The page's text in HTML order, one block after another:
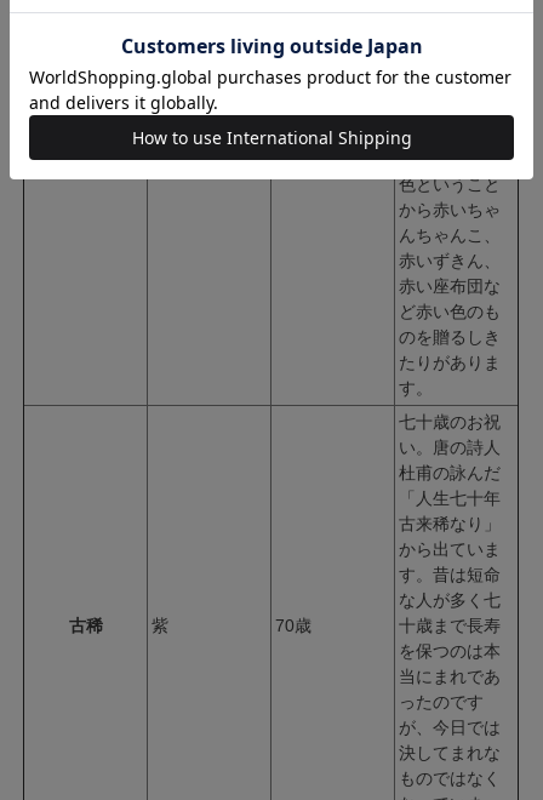
赤 61歳
す。還暦祝い
は、昔から赤
という意味と
赤は魔よけの
色ということ
から赤いちゃ
んちゃんこ、
赤いずきん、
赤い座布団な
ど赤い色のも
のを贈るしき
たりがありま
す。
古稀 紫 70歳
七十歳のお祝
い。唐の詩人
杜甫の詠んだ
「人生七十年
古来稀なり」
から出ていま
す。昔は短命
な人が多く七
十歳まで長寿
を保つのは本
当にまれであ
ったのです
が、今日では
決してまれな
ものではなく